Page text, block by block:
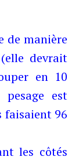
de manière
devrait
en 10
est
faisaient 96
les côtés